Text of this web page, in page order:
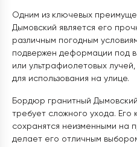
Одним из ключевых
Дымовский является его
различным погодным
подвержен деформации под
или ультрафиолетовых
для использования на улице.
Бордюр гранитный
требует сложного ухода. Его
сохранятся неизменными на
делает его отличным